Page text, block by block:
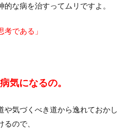
な病を治すってムリですよ。
考である」
気になるの。
や気づくべき道から逸れておかし
ので、